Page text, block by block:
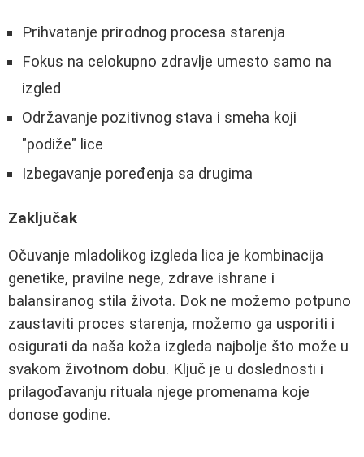
Prihvatanje prirodnog procesa starenja
Fokus na celokupno zdravlje umesto samo na
izgled
Održavanje pozitivnog stava i smeha koji
"podiže" lice
Izbegavanje poređenja sa drugima
Zaključak
Očuvanje mladolikog izgleda lica je kombinacija
genetike, pravilne nege, zdrave ishrane i
balansiranog stila života. Dok ne možemo potpuno
zaustaviti proces starenja, možemo ga usporiti i
osigurati da naša koža izgleda najbolje što može u
svakom životnom dobu. Ključ je u doslednosti i
prilagođavanju rituala njege promenama koje
donose godine.